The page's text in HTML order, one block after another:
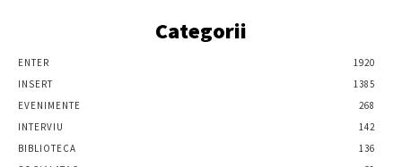
Categorii
ENTER
1920
INSERT
1385
EVENIMENTE
268
INTERVIU
142
BIBLIOTECA
136